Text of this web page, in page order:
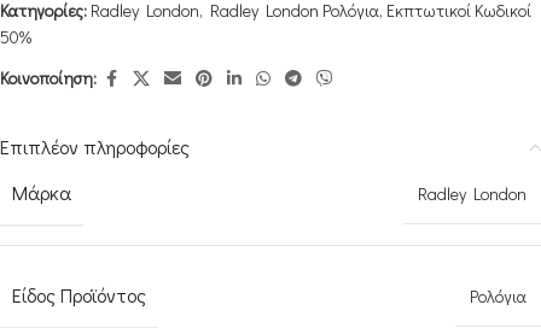
Κατηγορίες: Radley London, Radley London Ρολόγια, Εκπτωτικοί Κωδικοί
50%
Κοινοποίηση:
Επιπλέον πληροφορίες
Μάρκα
Radley London
Είδος Προϊόντος Ρολόγια